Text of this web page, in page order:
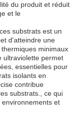
du produit et réduit
et le
substrats est un
d'atteindre une
minimaux
ultraviolette permet
essentielles pour
isolants en
contribue
substrats., ce qui
et